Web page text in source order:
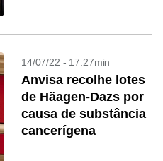
14/07/22 - 17:27min
Anvisa recolhe lotes
de Häagen-Dazs por
causa de substância
cancerígena